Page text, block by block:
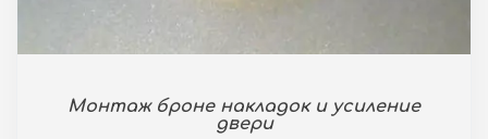
Монтаж броне накладок и усиление
двери